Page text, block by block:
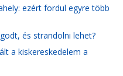
ezért fordul egyre több
és strandolni lehet?
a kiskereskedelem a